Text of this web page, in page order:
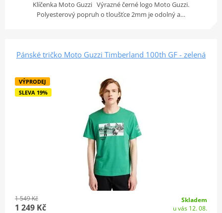
Klíčenka Moto Guzzi Výrazné černé logo Moto Guzzi.
Polyesterový popruh o tloušťce 2mm je odolný a…
Pánské tričko Moto Guzzi Timberland 100th GF - zelená
VÝPRODEJ
SLEVA 19%
1 549 Kč
1 249 Kč
Skladem
u vás 12. 08.